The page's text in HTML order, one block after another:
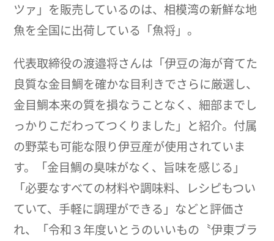
ツァ」を販売しているのは、相模湾の新鮮な地
魚を全国に出荷している「魚将」。
代表取締役の渡邉将さんは「伊豆の海が育てた
良質な金目鯛を確かな目利きでさらに厳選し、
金目鯛本来の質を損なうことなく、細部までし
っかりこだわってつくりました」と紹介。付属
の野菜も可能な限り伊豆産が使用されていま
す。「金目鯛の臭味がなく、旨味を感じる」
「必要なすべての材料や調味料、レシピもつい
ていて、手軽に調理ができる」などと評価さ
れ、「令和３年度いとうのいいもの〝伊東ブラ